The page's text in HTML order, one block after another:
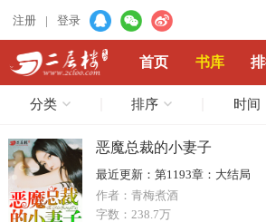
注册 | 登录
首页 书库
分类 排序 时间
恶魔总裁的小妻子
最近更新： 第1193章：大结局
作者： 青梅煮酒
字数： 238.7万